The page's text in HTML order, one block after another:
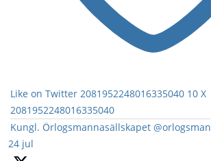
Like on Twitter 2081952248016335040 10 X
2081952248016335040
Kungl. Örlogsmannasällskapet @orlogsman
24 jul